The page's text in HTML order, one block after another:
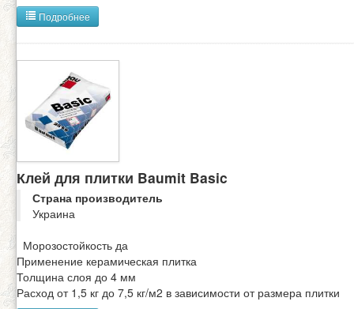
Подробнее
Клей для плитки Baumit Basic
Страна производитель
Украина
Морозостойкость да
Применение керамическая плитка
Толщина слоя до 4 мм
Расход от 1,5 кг до 7,5 кг/м2 в зависимости от размера плитки